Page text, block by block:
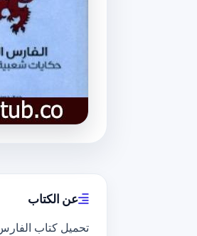
عن الكتاب